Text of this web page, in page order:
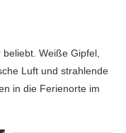
Weiße Gipfel,
Luft und strahlende
in die Ferienorte im